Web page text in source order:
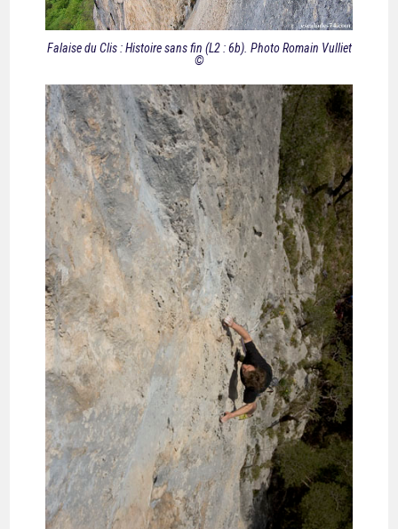
Falaise du Clis : Histoire sans fin (L2 : 6b). Photo Romain Vulliet
©